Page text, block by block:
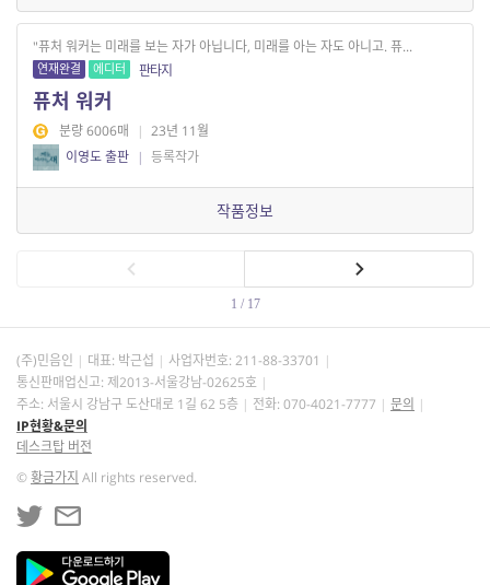
"퓨처 워커는 미래를 보는 자가 아닙니다, 미래를 아는 자도 아니고. 퓨...
연재완결 에디터 판타지
퓨처 워커
분량 6006매 | 23년 11월
이영도 출판 | 등록작가
작품정보
1 / 17
(주)민음인 대표: 박근섭 사업자번호: 211-88-33701
통신판매업신고: 제2013-서울강남-02625호
주소: 서울시 강남구 도산대로 1길 62 5층
전화: 070-4021-7777
문의
IP현황&문의
데스크탑 버전
©황금가지 All rights reserved.